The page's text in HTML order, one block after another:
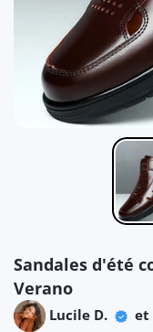
Sandales d'été
Verano
Lucile D. et